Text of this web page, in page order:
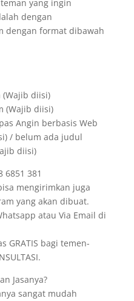
yang ingin
dengan
dengan format dibawah
(Wajib diisi)
(Wajib diisi)
Angin berbasis Web
/ belum ada judul
diisi)
6851 381
mengirimkan juga
yang akan dibuat.
atau Via Email di
GRATIS bagi temen-
Jasanya?
sangat mudah